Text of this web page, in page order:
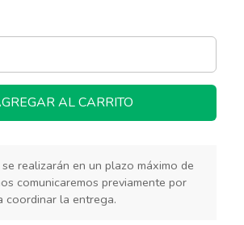
AL CARRITO
realizarán en un plazo máximo de
comunicaremos previamente por
coordinar la entrega.